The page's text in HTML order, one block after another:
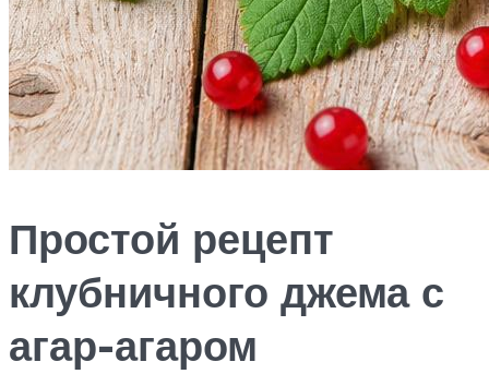
Простой рецепт
клубничного джема с
агар-агаром